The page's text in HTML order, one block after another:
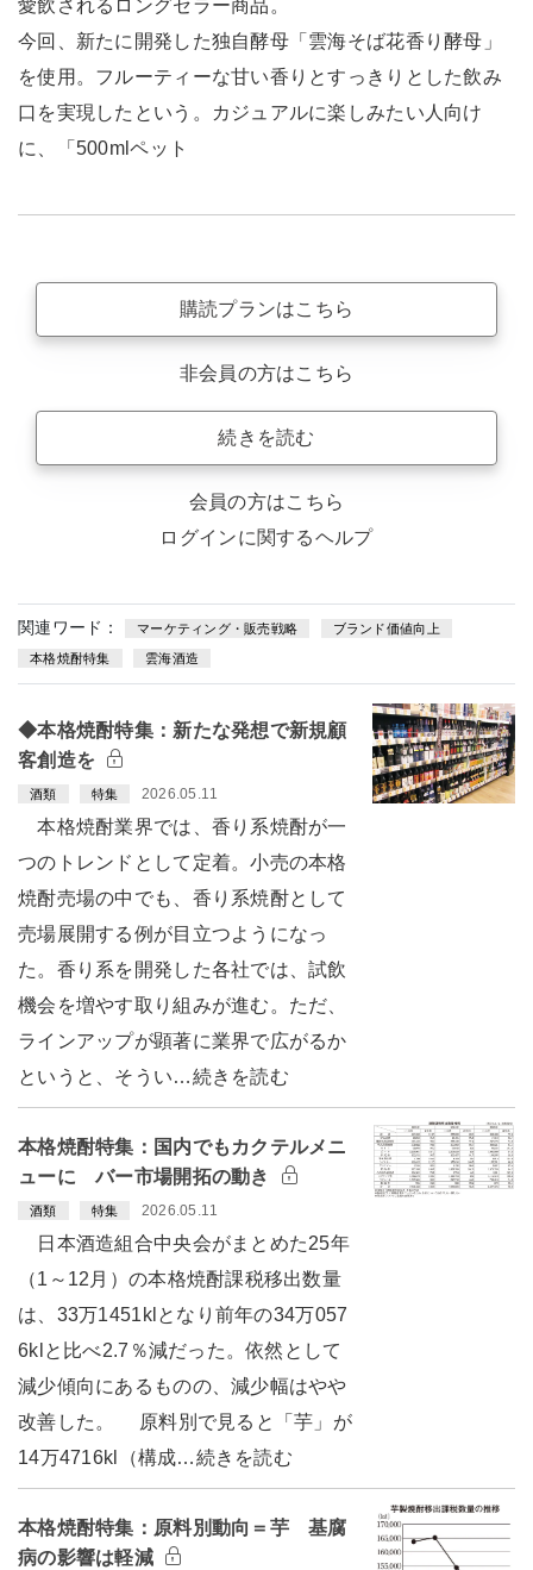
愛飲されるロングセラー商品。
今回、新たに開発した独自酵母「雲海そば花香り酵母」
を使用。フルーティーな甘い香りとすっきりとした飲み
口を実現したという。カジュアルに楽しみたい人向け
に、「500mlペット
購読プランはこちら
非会員の方はこちら
続きを読む
会員の方はこちら
ログインに関するヘルプ
関連ワード： マーケティング・販売戦略 ブランド価値向上
本格焼酎特集 雲海酒造
◆本格焼酎特集：新たな発想で新規顧
客創造を
酒類 特集 2026.05.11
本格焼酎業界では、香り系焼酎が一
つのトレンドとして定着。小売の本格
焼酎売場の中でも、香り系焼酎として
売場展開する例が目立つようになっ
た。香り系を開発した各社では、試飲
機会を増やす取り組みが進む。ただ、
ラインアップが顕著に業界で広がるか
というと、そうい…続きを読む
本格焼酎特集：国内でもカクテルメニ
ューに バー市場開拓の動き
酒類 特集 2026.05.11
日本酒造組合中央会がまとめた25年
（1～12月）の本格焼酎課税移出数量
は、33万1451klとなり前年の34万057
6klと比べ2.7％減だった。依然として
減少傾向にあるものの、減少幅はやや
改善した。 原料別で見ると「芋」が
14万4716kl（構成…続きを読む
本格焼酎特集：原料別動向＝芋 基腐
病の影響は軽減